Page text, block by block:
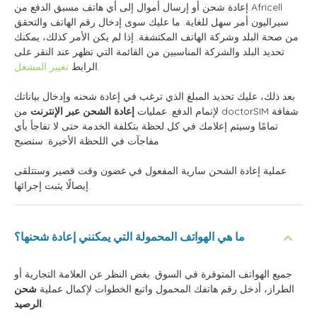
إعادة شحن أو إرسال أموال إلى أي هاتف مسبق الدفع من Africell
سيراليون أمر سهل للغاية. ما عليك سوى إدخال رقم الهاتف والتحقق
من صحة البلد وشركة الهاتف المكتشفة. إذا لم يكن الأمر كذلك، يمكنك
تحديد البلد والشركة المناسبين من القائمة التي تظهر عند النقر على
الرابط تغيير المشغل .
بعد ذلك، عليك تحديد المبلغ الذي ترغب في إعادة شحنه وإدخال بياناتك
لإتمام الدفع. عمليات إعادة الشحن عبر الإنترنت من doctorSIM شفافة
تمامًا وسيتم إعلامك في كل لحظة بتكلفة الخدمة حتى لا تفاجأ بأي
مفاجآت في اللحظة الأخيرة. ستصبح
عملية إعادة الشحن سارية المفعول في غضون وقت قصير وستتلقى
إيصالًا يثبت إجرائها.
ما هي الهواتف المحمولة التي يمكنني إعادة شحنها؟
جميع الهواتف المتوفرة في السوق. بغض النظر عن العلامة التجارية أو
الطراز، أدخل رقم هاتفك المحمول واتبع الخطوات لإكمال عملية شحن
الرصيد.